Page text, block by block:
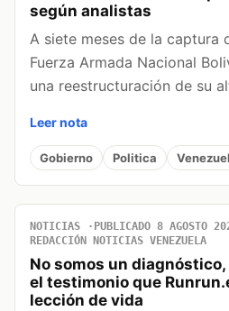
según analistas
A siete meses de la captura
Fuerza Armada Nacional
una reestructuración de su
Leer nota
Gobierno Politica
NOTICIAS PUBLICADO 8 AGOSTO
REDACCIÓN NOTICIAS VENEZUELA
No somos un
el testimonio que
lección de vida